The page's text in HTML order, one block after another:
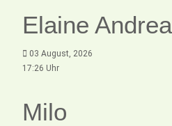
Elaine Andrea
03 August, 2026
17:26 Uhr
Milo